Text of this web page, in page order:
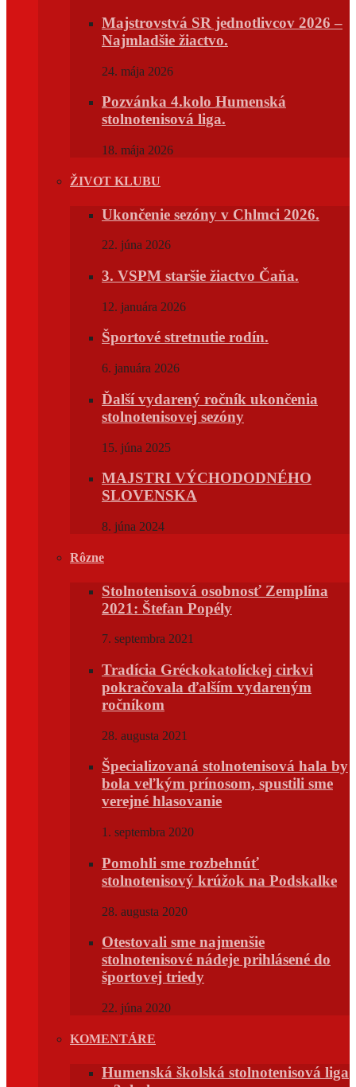
Majstrovstvá SR jednotlivcov 2026 –
Najmladšie žiactvo.
24. mája 2026
Pozvánka 4.kolo Humenská
stolnotenisová liga.
18. mája 2026
ŽIVOT KLUBU
Ukončenie sezóny v Chlmci 2026.
22. júna 2026
3. VSPM staršie žiactvo Čaňa.
12. januára 2026
Športové stretnutie rodín.
6. januára 2026
Ďalší vydarený ročník ukončenia
stolnotenisovej sezóny
15. júna 2025
MAJSTRI VÝCHODODNÉHO
SLOVENSKA
8. júna 2024
Rôzne
Stolnotenisová osobnosť Zemplína
2021: Štefan Popély
7. septembra 2021
Tradícia Gréckokatolíckej cirkvi
pokračovala ďalším vydareným
ročníkom
28. augusta 2021
Špecializovaná stolnotenisová hala by
bola veľkým prínosom, spustili sme
verejné hlasovanie
1. septembra 2020
Pomohli sme rozbehnúť
stolnotenisový krúžok na Podskalke
28. augusta 2020
Otestovali sme najmenšie
stolnotenisové nádeje prihlásené do
športovej triedy
22. júna 2020
KOMENTÁRE
Humenská školská stolnotenisová liga